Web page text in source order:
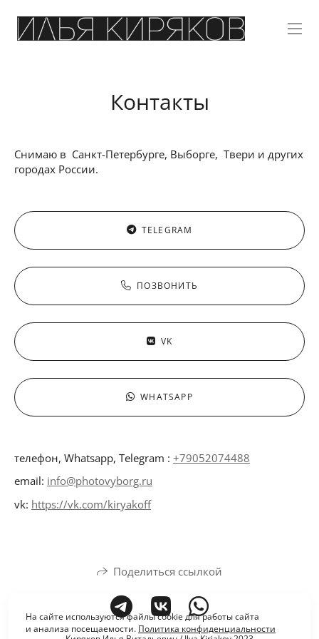
Контакты
Снимаю в Санкт-Петербурге, Выборге, Твери и других
городах России.
TELEGRAM
ПОЗВОНИТЬ
VK
WHATSAPP
телефон, Whatsapp, Telegram : +79052074488
email: info@photovyborg.ru
vk: https://vk.com/kiryakoff
Поделиться ссылкой
На сайте используются файлы cookie для работы сайта
и анализа посещаемости. Политика конфиденциальности